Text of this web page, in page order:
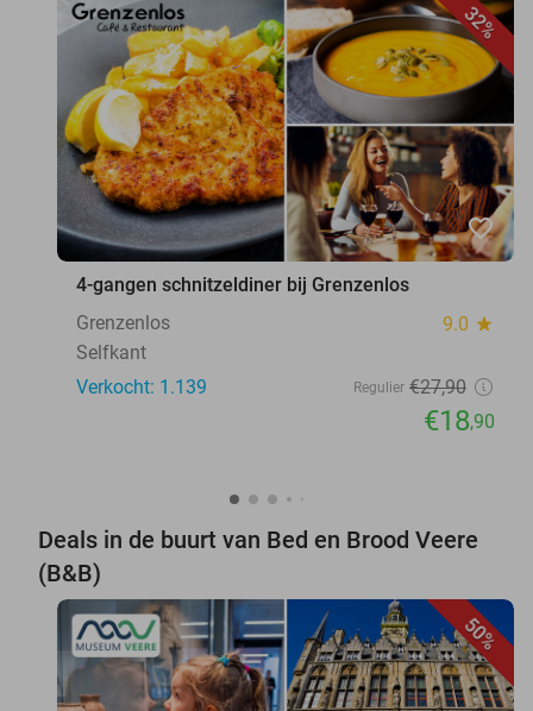
32%
favorite_border
4-gangen schnitzeldiner bij Grenzenlos
Grenzenlos
9.0 star
Selfkant
Verkocht: 1.139
Regulier €27,90
€18,90
Deals in de buurt van Bed en Brood Veere
(B&B)
50%